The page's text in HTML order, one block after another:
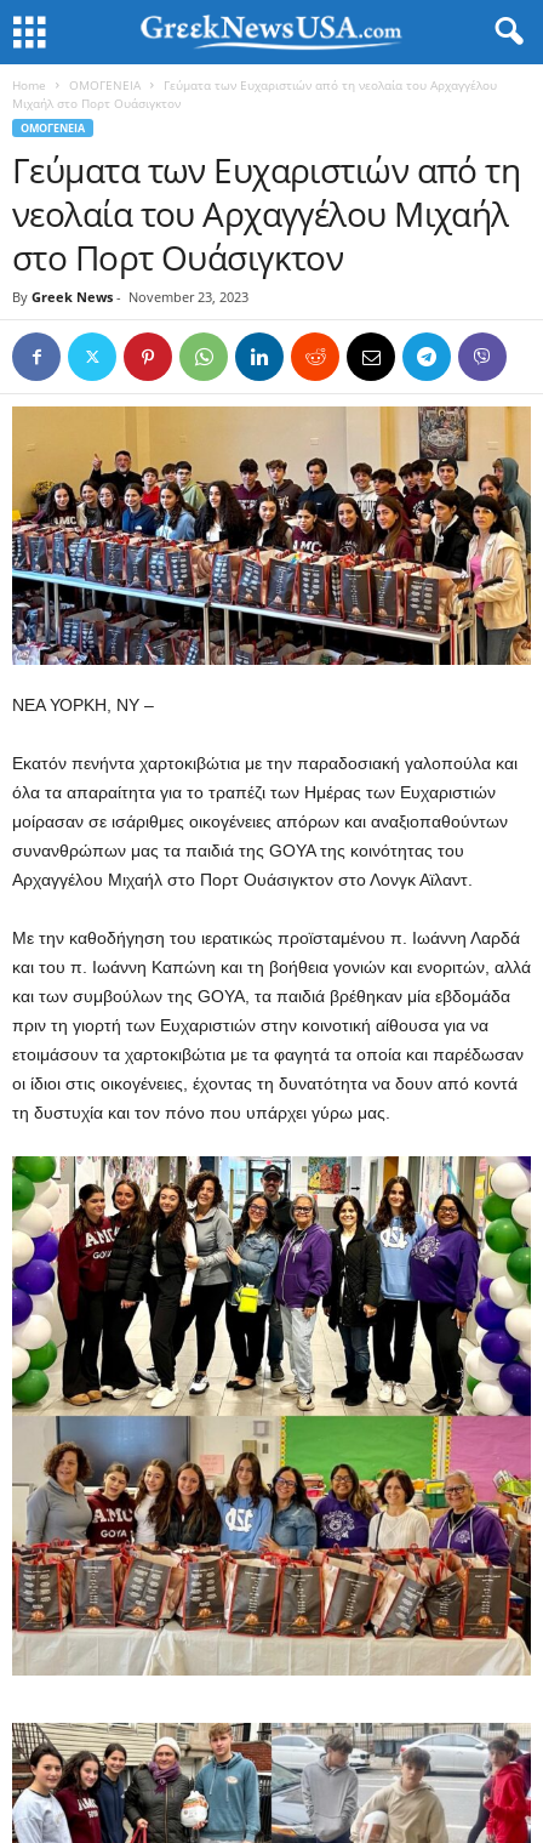
Home ΟΜΟΓΕΝΕΙΑ
Γεύματα των Ευχαριστιών από τη νεολαία του Αρχαγγέλου
Μιχαήλ στο Πορτ Ουάσιγκτον
ΟΜΟΓΕΝΕΙΑ
Γεύματα των Ευχαριστιών από τη
νεολαία του Αρχαγγέλου Μιχαήλ
στο Πορτ Ουάσιγκτον
By Greek News - November 23, 2023
ΝΕΑ ΥΟΡΚΗ, ΝΥ –
Εκατόν πενήντα χαρτοκιβώτια με την παραδοσιακή γαλοπούλα και
όλα τα απαραίτητα για το τραπέζι των Ημέρας των Ευχαριστιών
μοίρασαν σε ισάριθμες οικογένειες απόρων και αναξιοπαθούντων
συνανθρώπων μας τα παιδιά της GOYA της κοινότητας του
Αρχαγγέλου Μιχαήλ στο Πορτ Ουάσιγκτον στο Λονγκ Αϊλαντ.
Με την καθοδήγηση του ιερατικώς προϊσταμένου π. Ιωάννη Λαρδά
και του π. Ιωάννη Καπώνη και τη βοήθεια γονιών και ενοριτών, αλλά
και των συμβούλων της GOYA, τα παιδιά βρέθηκαν μία εβδομάδα
πριν τη γιορτή των Ευχαριστιών στην κοινοτική αίθουσα για να
ετοιμάσουν τα χαρτοκιβώτια με τα φαγητά τα οποία και παρέδωσαν
οι ίδιοι στις οικογένειες, έχοντας τη δυνατότητα να δουν από κοντά
τη δυστυχία και τον πόνο που υπάρχει γύρω μας.